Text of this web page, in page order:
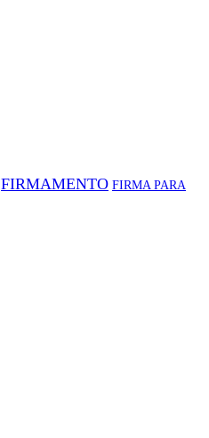
FIRMAMENTO FIRMA PARA